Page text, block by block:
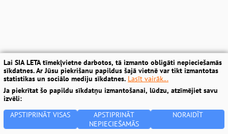
Lai SIA LETA tīmekļvietne darbotos, tā izmanto obligāti nepieciešamās
sīkdatnes. Ar Jūsu piekrišanu papildus šajā vietnē var tikt izmantotas
statistikas un sociālo mediju sīkdatnes. Lasīt vairāk...
Ja piekrītat šo papildu sīkdatņu izmantošanai, lūdzu, atzīmējiet savu
izvēli:
APSTIPRINĀT VISAS
APSTIPRINĀT
NEPIECIEŠAMĀS
NORAIDĪT